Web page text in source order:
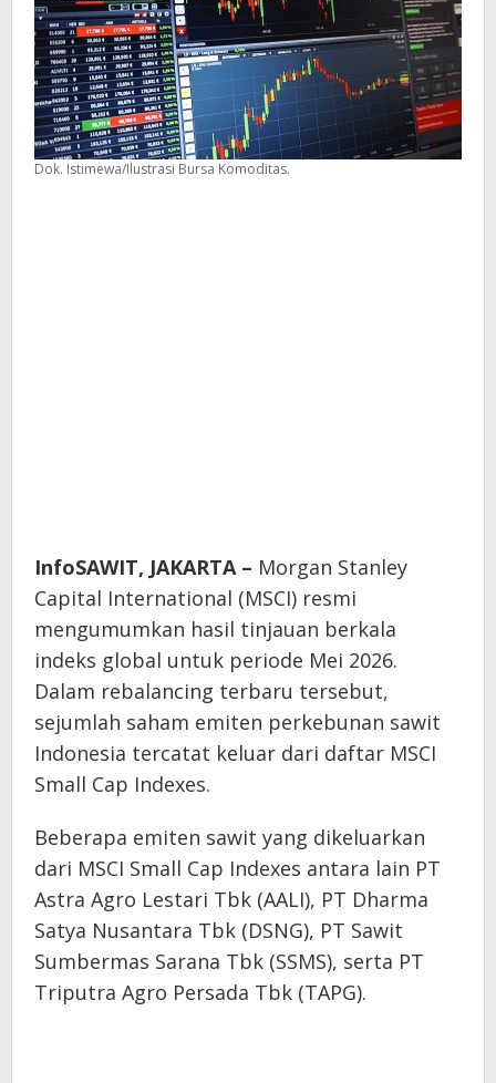
Dok. Istimewa/Ilustrasi Bursa Komoditas.
InfoSAWIT, JAKARTA – Morgan Stanley
Capital International (MSCI) resmi
mengumumkan hasil tinjauan berkala
indeks global untuk periode Mei 2026.
Dalam rebalancing terbaru tersebut,
sejumlah saham emiten perkebunan sawit
Indonesia tercatat keluar dari daftar MSCI
Small Cap Indexes.
Beberapa emiten sawit yang dikeluarkan
dari MSCI Small Cap Indexes antara lain PT
Astra Agro Lestari Tbk (AALI), PT Dharma
Satya Nusantara Tbk (DSNG), PT Sawit
Sumbermas Sarana Tbk (SSMS), serta PT
Triputra Agro Persada Tbk (TAPG).